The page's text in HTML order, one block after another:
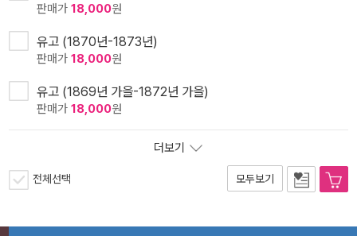
판매가 18,000원
유고 (1870년-1873년)
판매가 18,000원
유고 (1869년 가을-1872년 가을)
판매가 18,000원
더보기
전체선택 모두보기